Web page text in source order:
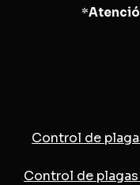
*
Control de
Control de